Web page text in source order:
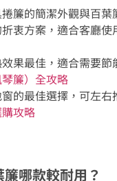
捲簾的簡潔外觀與百
衷方案，適合客廳使
效果最佳，適合需要
簾）全攻略
窗的最佳選擇，可左右
攻略
哪款較耐用？